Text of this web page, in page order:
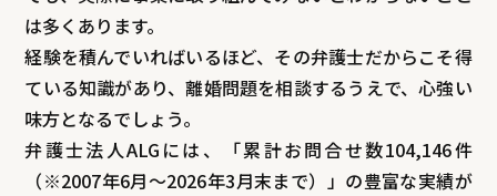
は多くあります。
経験を積んでいればいるほど、その弁護士だからこそ得
ている知識があり、離婚問題を相談するうえで、心強い
味方となるでしょう。
弁護士法人ALGには、「累計お問合せ数104,146件
（※2007年6月～2026年3月末まで）」の豊富な実績が